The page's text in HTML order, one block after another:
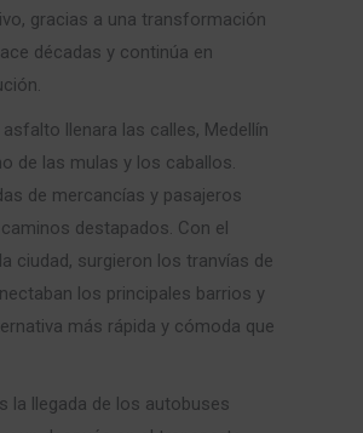
gracias a una transformación
décadas y continúa en
llenara las calles, Medellín
de las mulas y los caballos.
de mercancías y pasajeros
destapados. Con el
ciudad, surgieron los tranvías de
los principales barrios y
más rápida y cómoda que
la llegada de los autobuses